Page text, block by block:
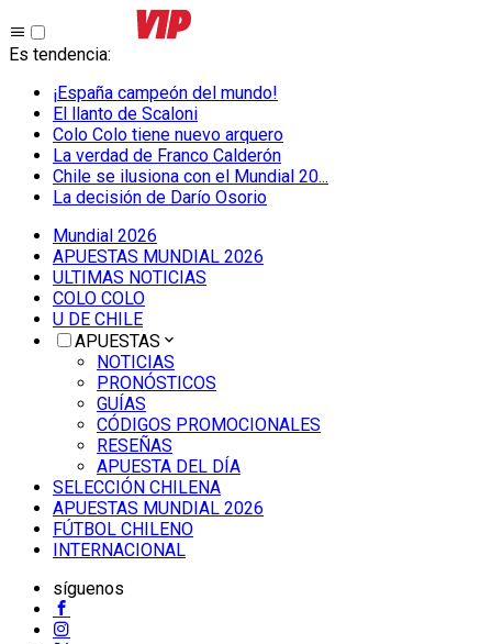
Es tendencia:
¡España campeón del mundo!
El llanto de Scaloni
Colo Colo tiene nuevo arquero
La verdad de Franco Calderón
Chile se ilusiona con el Mundial 20...
La decisión de Darío Osorio
Mundial 2026
APUESTAS MUNDIAL 2026
ULTIMAS NOTICIAS
COLO COLO
U DE CHILE
APUESTAS
NOTICIAS
PRONÓSTICOS
GUÍAS
CÓDIGOS PROMOCIONALES
RESEÑAS
APUESTA DEL DÍA
SELECCIÓN CHILENA
APUESTAS MUNDIAL 2026
FÚTBOL CHILENO
INTERNACIONAL
síguenos